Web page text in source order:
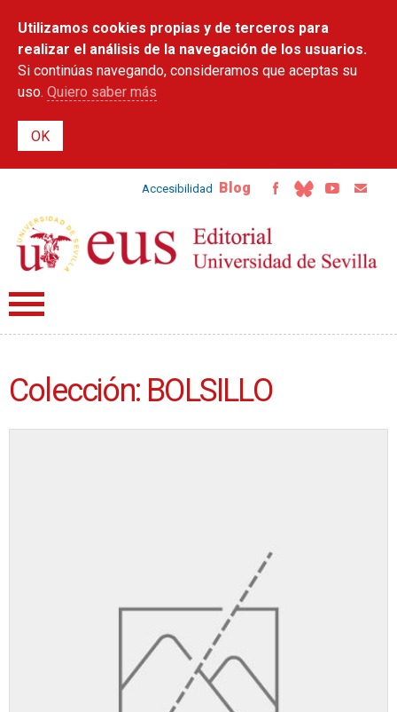
contenido
principal
Utilizamos cookies propias y de terceros para
realizar el análisis de la navegación de los usuarios.
Si continúas navegando, consideramos que aceptas su
uso. Quiero saber más
Accesibilidad Blog
Colección: BOLSILLO